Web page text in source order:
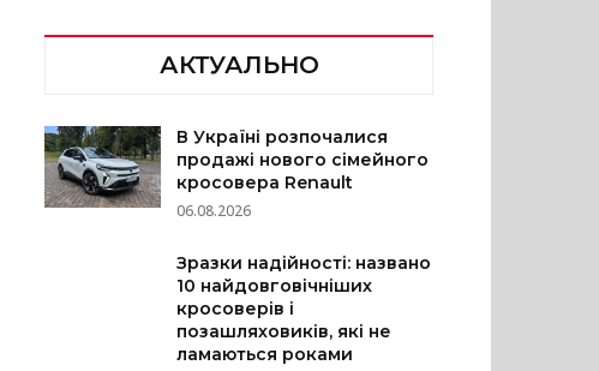
АКТУАЛЬНО
В Україні розпочалися
продажі нового сімейного
кросовера Renault
06.08.2026
Зразки надійності: названо
10 найдовговічніших
кросоверів і
позашляховиків, які не
ламаються роками